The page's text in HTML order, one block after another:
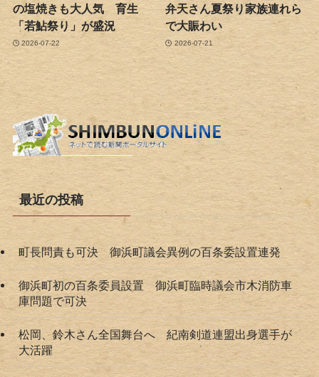
の塩焼きも大人気 育生
「若鮎祭り」が盛況
2026-07-22
弁天さん夏祭り家族連れら
で大賑わい
2026-07-21
最近の投稿
町長問責も可決 御浜町議会異例の百条委設置連発
御浜町初の百条委員設置 御浜町臨時議会市木消防車
庫問題で可決
松岡、鈴木さん全国舞台へ 紀南剣道連盟出身選手が
大活躍